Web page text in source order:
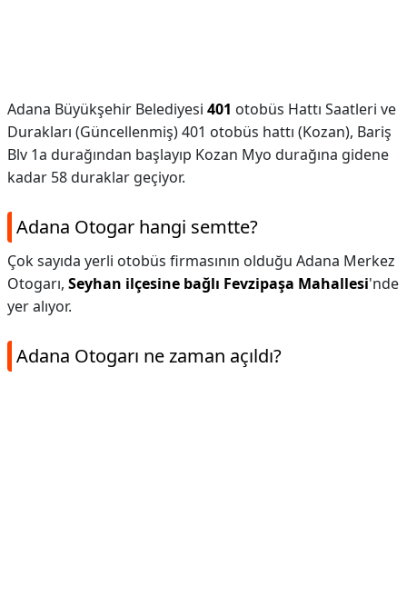
Adana Büyükşehir Belediyesi 401 otobüs Hattı Saatleri ve
Durakları (Güncellenmiş) 401 otobüs hattı (Kozan), Bariş
Blv 1a durağından başlayıp Kozan Myo durağına gidene
kadar 58 duraklar geçiyor.
Adana Otogar hangi semtte?
Çok sayıda yerli otobüs firmasının olduğu Adana Merkez
Otogarı, Seyhan ilçesine bağlı Fevzipaşa Mahallesi'nde
yer alıyor.
Adana Otogarı ne zaman açıldı?